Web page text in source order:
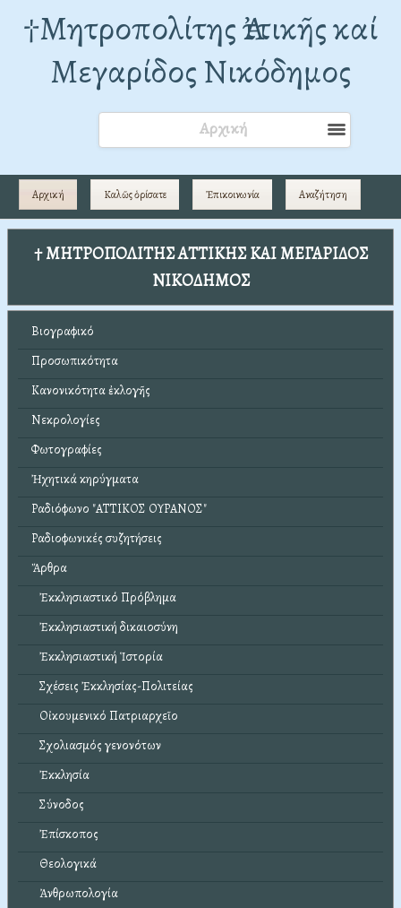
†Mητροπολίτης Ἀττικῆς καί
Μεγαρίδος Νικόδημος
Αρχική
Αρχική Καλῶς ὁρίσατε Ἐπικοινωνία Αναζήτηση
† ΜΗΤΡΟΠΟΛΙΤΗΣ ΑΤΤΙΚΗΣ ΚΑΙ ΜΕΓΑΡΙΔΟΣ
ΝΙΚΟΔΗΜΟΣ
Βιογραφικό
Προσωπικότητα
Κανονικότητα ἐκλογῆς
Νεκρολογίες
Φωτογραφίες
Ἠχητικά κηρύγματα
Ραδιόφωνο "ΑΤΤΙΚΟΣ ΟΥΡΑΝΟΣ"
Ραδιοφωνικές συζητήσεις
Ἄρθρα
Ἐκκλησιαστικό Πρόβλημα
Ἐκκλησιαστική δικαιοσύνη
Ἐκκλησιαστική Ἱστορία
Σχέσεις Ἐκκλησίας-Πολιτείας
Οἰκουμενικό Πατριαρχεῖο
Σχολιασμός γενονότων
Ἐκκλησία
Σύνοδος
Ἐπίσκοπος
Θεολογικά
Ἀνθρωπολογία